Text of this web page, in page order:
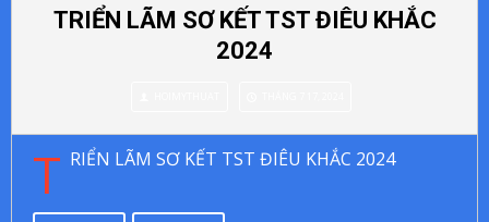
TRIỂN LÃM SƠ KẾT TST ĐIÊU KHẮC
2024
T RIỂN LÃM SƠ KẾT TST ĐIÊU KHẮC 2024